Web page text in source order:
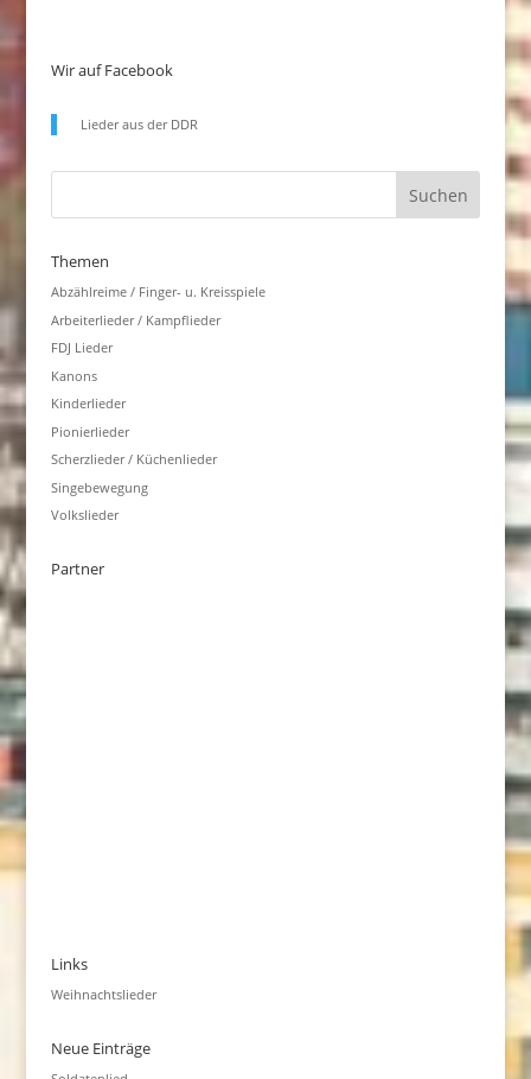
Wir auf Facebook
Lieder aus der DDR
Themen
Abzählreime / Finger- u. Kreisspiele
Arbeiterlieder / Kampflieder
FDJ Lieder
Kanons
Kinderlieder
Pionierlieder
Scherzlieder / Küchenlieder
Singebewegung
Volkslieder
Partner
Links
Weihnachtslieder
Neue Einträge